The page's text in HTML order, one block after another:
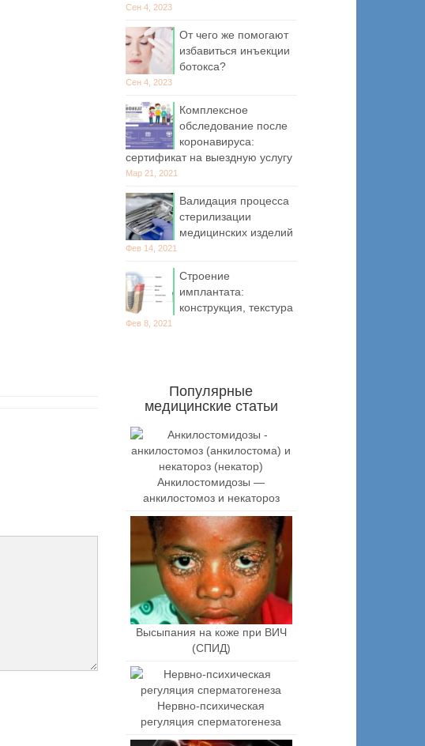
Сен 4, 2023
От чего же помогают
избавиться инъекции
ботокса?
Сен 4, 2023
Комплексное
обследование после
коронавируса:
сертификат на выездную услугу
Мар 21, 2021
Валидация процесса
стерилизации
медицинских изделий
Фев 14, 2021
Строение
имплантата:
конструкция, текстура
Фев 8, 2021
Популярные
медицинские статьи
Анкилостомидозы —
анкилостомоз и некатороз
Высыпания на коже при ВИЧ
(СПИД)
Нервно-психическая
регуляция сперматогенеза